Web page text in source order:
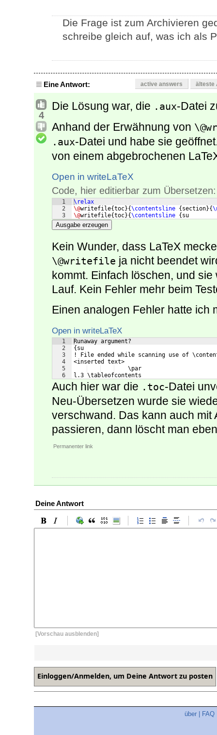
Die Frage ist zum Archivieren
schreibe gleich auf, was ich als
Eine Antwort: active answers älteste
4
Die Lösung war, die .aux-Datei
Anhand der Erwähnung von
.aux-Datei und habe sie
von einem abgebrochenen
Open in writeLaTeX
Code, hier editierbar zum Übersetzen:
1
2
3
\relax
\@writefile{toc}{\contentsline { section}{
\@writefile{toc}{\contentsline { su
Ausgabe erzeugen
Kein Wunder, dass LaTeX
\@writefile ja nicht beendet
kommt. Einfach löschen, und
Lauf. Kein Fehler mehr beim
Einen analogen Fehler hatte ich
Open in writeLaTeX
1
2
3
4
5
6
Runaway argument?
{su
! File ended while scanning use of
<inserted text>
    \par
l.3 \tableofcontents
Auch hier war die .toc-Datei
Neu-Übersetzen wurde sie
verschwand. Das kann auch mit
passieren, dann löscht man
Permanenter link
Deine Antwort
[Vorschau ausblenden]
über FAQ